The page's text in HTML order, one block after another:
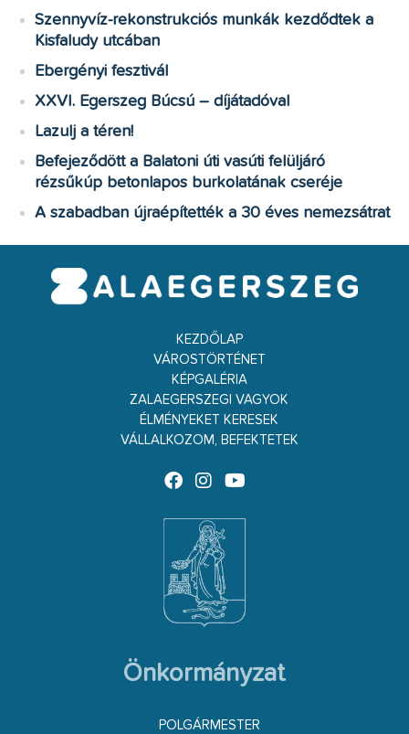
Szennyvíz-rekonstrukciós munkák kezdődtek a
Kisfaludy utcában
Ebergényi fesztivál
XXVI. Egerszeg Búcsú – díjátadóval
Lazulj a téren!
Befejeződött a Balatoni úti vasúti felüljáró
rézsűkúp betonlapos burkolatának cseréje
A szabadban újraépítették a 30 éves nemezsátrat
KEZDŐLAP
VÁROSTÖRTÉNET
KÉPGALÉRIA
ZALAEGERSZEGI VAGYOK
ÉLMÉNYEKET KERESEK
VÁLLALKOZOM, BEFEKTETEK
Önkormányzat
POLGÁRMESTER